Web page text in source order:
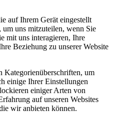
auf Ihrem Gerät eingestellt
uns mitzuteilen, wenn Sie
mit uns interagieren, Ihre
Beziehung zu unserer Website
Kategorienüberschriften, um
einige Ihrer Einstellungen
einiger Arten von
auf unseren Websites
wir anbieten können.